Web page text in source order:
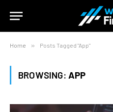
Home » Posts Tagged "App"
BROWSING: APP